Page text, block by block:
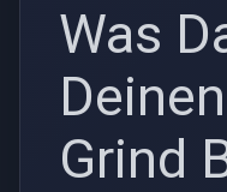
Was
Grind